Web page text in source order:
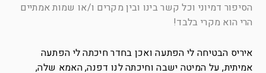
הסיפור דמיוני וכל קשר בינו ובין מקרים ו/או שמות אמתיים
הרי הוא מקרי בלבד!
איריס הבטיחה לי הפתעה ואכן בחדר חיכתה לי הפתעה
אמיתית, על המיטה ישבה וחיכתה לנו דפנה, האמא שלה,